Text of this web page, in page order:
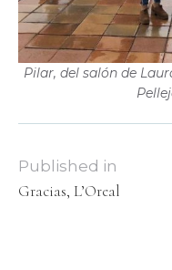
Pilar, del salón de
Published in
Gracias, L’Oreal